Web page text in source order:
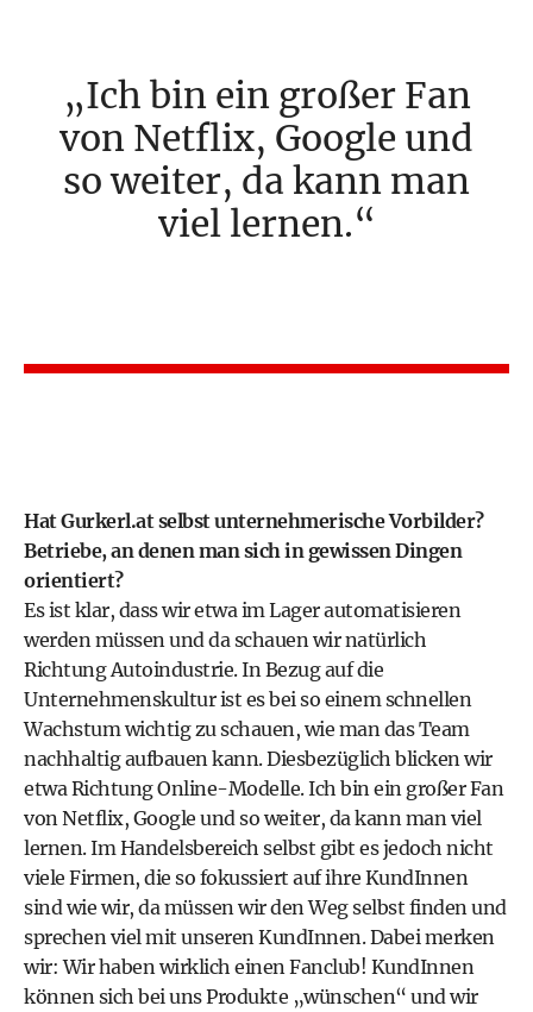
Ich bin ein großer Fan
von Netflix, Google und
so weiter, da kann man
viel lernen.
Hat Gurkerl.at selbst unternehmerische Vorbilder?
Betriebe, an denen man sich in gewissen Dingen
orientiert?
Es ist klar, dass wir etwa im Lager automatisieren
werden müssen und da schauen wir natürlich
Richtung Autoindustrie. In Bezug auf die
Unternehmenskultur ist es bei so einem schnellen
Wachstum wichtig zu schauen, wie man das Team
nachhaltig aufbauen kann. Diesbezüglich blicken wir
etwa Richtung Online-Modelle. Ich bin ein großer Fan
von Netflix, Google und so weiter, da kann man viel
lernen. Im Handelsbereich selbst gibt es jedoch nicht
viele Firmen, die so fokussiert auf ihre KundInnen
sind wie wir, da müssen wir den Weg selbst finden und
sprechen viel mit unseren KundInnen. Dabei merken
wir: Wir haben wirklich einen Fanclub! KundInnen
können sich bei uns Produkte „wünschen“ und wir